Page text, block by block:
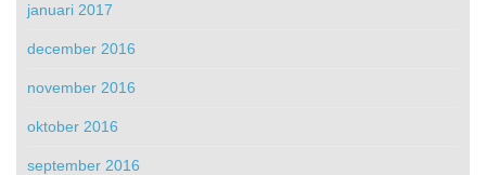
januari 2017
december 2016
november 2016
oktober 2016
september 2016